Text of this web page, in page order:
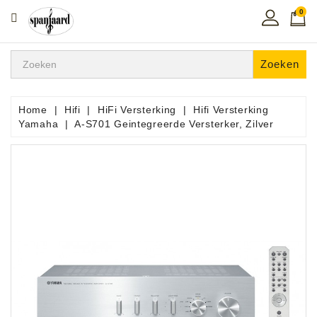
CATEGORIE
Home
In
De
0
Zoeken
Home Hifi HiFi Versterking
Hifi Versterking
Yamaha
A-S701 Geintegreerde Versterker, Zilver